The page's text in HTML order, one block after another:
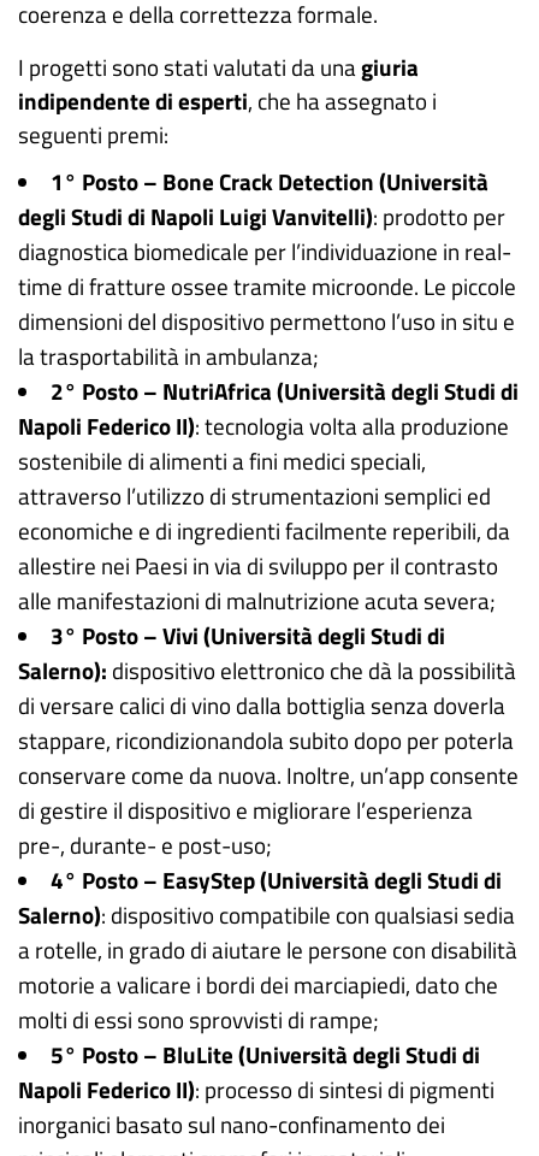
coerenza e della correttezza formale.
I progetti sono stati valutati da unagiuria
indipendente di esperti, che ha assegnato i
seguenti premi:
1° Posto – Bone Crack Detection (Università
degli Studi di Napoli Luigi Vanvitelli): prodotto per
diagnostica biomedicale per l’individuazione in real-
time di fratture ossee tramite microonde. Le piccole
dimensioni del dispositivo permettono l’uso in situ e
la trasportabilità in ambulanza;
2° Posto – NutriAfrica (Università degli Studi di
Napoli Federico II): tecnologia volta alla produzione
sostenibile di alimenti a fini medici speciali,
attraverso l’utilizzo di strumentazioni semplici ed
economiche e di ingredienti facilmente reperibili, da
allestire nei Paesi in via di sviluppo per il contrasto
alle manifestazioni di malnutrizione acuta severa;
3° Posto – Vivi (Università degli Studi di
Salerno): dispositivo elettronico che dà la possibilità
di versare calici di vino dalla bottiglia senza doverla
stappare, ricondizionandola subito dopo per poterla
conservare come da nuova. Inoltre, un’app consente
di gestire il dispositivo e migliorare l’esperienza
pre-, durante- e post-uso;
4° Posto – EasyStep (Università degli Studi di
Salerno): dispositivo compatibile con qualsiasi sedia
a rotelle, in grado di aiutare le persone con disabilità
motorie a valicare i bordi dei marciapiedi, dato che
molti di essi sono sprovvisti di rampe;
5° Posto – BluLite (Università degli Studi di
Napoli Federico II): processo di sintesi di pigmenti
inorganici basato sul nano-confinamento dei